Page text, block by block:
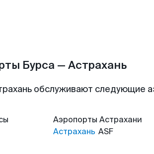
Бурса — Астрахань
обслуживают следующие
Аэропорты Астрахани
Астрахань ASF